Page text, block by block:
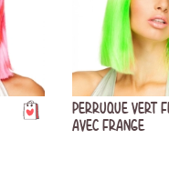
PERRUQUE VERT
AVEC FRANGE